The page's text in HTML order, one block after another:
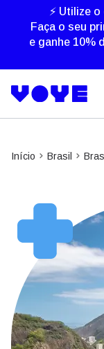
⚡ Utilize
Faça o seu
e ganhe 10%
Início Brasil